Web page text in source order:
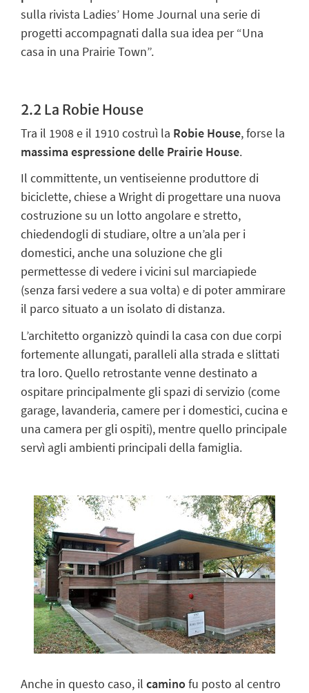
sulla rivista Ladies’ Home Journal una serie di
progetti accompagnati dalla sua idea per “Una
casa in una Prairie Town”.
2.2 La Robie House
Tra il 1908 e il 1910 costruì la Robie House, forse la
massima espressione delle Prairie House.
Il committente, un ventiseienne produttore di
biciclette, chiese a Wright di progettare una nuova
costruzionesu un lotto angolare e stretto,
chiedendogli di studiare, oltre a un’ala per i
domestici, anche una soluzione che gli
permettesse di vedere i vicini sul marciapiede
(senza farsi vedere a sua volta) e di poter ammirare
il parco situato a un isolato di distanza.
L’architetto organizzò quindi la casa con due corpi
fortemente allungati, paralleli alla strada e slittati
tra loro. Quello retrostante venne destinato a
ospitare principalmente gli spazi di servizio (come
garage, lavanderia, camere per i domestici, cucina e
una camera per gli ospiti), mentre quello principale
servì agli ambienti principali della famiglia.
Anche in questo caso, il caminofu posto al centro